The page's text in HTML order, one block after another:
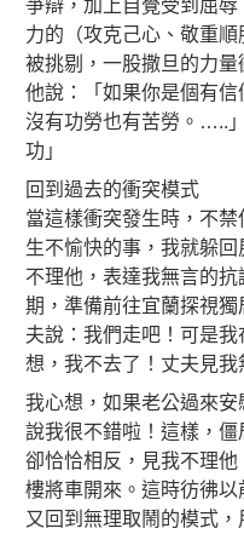
爭辯，加上自覺受到屈
力的（攻克己心、敬重順
被挑剔，一股撒旦的力
他說：「如果你是個有
沒有功勞也有苦勞。…..
功」
回到過去的衝突模式
當這樣衝突發生時，不
生不愉快的事，我就躲
不理他，表達我無言的
期，準備前往宜蘭探視
夫說：我們走吧！可是
想，我不去了！丈夫見我
我心想，如果老公過來安
說我很不錯啦！這樣，
卻恰恰相反，見我不理
樓將車開來。這時彷彿
又回到無理取鬧的模式